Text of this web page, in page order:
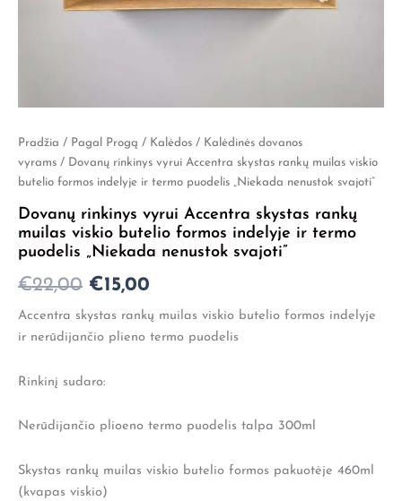
Pradžia / Pagal Progą / Kalėdos / Kalėdinės dovanos
vyrams / Dovanų rinkinys vyrui Accentra skystas rankų muilas viskio
butelio formos indelyje ir termo puodelis „Niekada nenustok svajoti”
Dovanų rinkinys vyrui Accentra skystas rankų
muilas viskio butelio formos indelyje ir termo
puodelis „Niekada nenustok svajoti”
€22,00
Original
price
was:
€22,00.
€15,00
Current
price
is:
€15,00.
Accentra skystas rankų muilas viskio butelio formos indelyje
ir nerūdijančio plieno termo puodelis
Rinkinį sudaro:
Nerūdijančio plioeno termo puodelis talpa 300ml
Skystas rankų muilas viskio butelio formos pakuotėje 460ml
(kvapas viskio)